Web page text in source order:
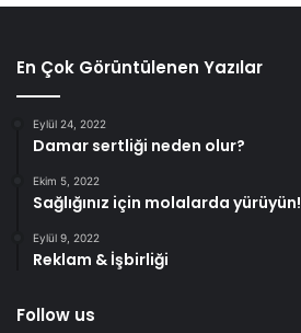
En Çok Görüntülenen Yazılar
Eylül 24, 2022
Damar sertliği neden olur?
Ekim 5, 2022
Sağlığınız için molalarda yürüyün!
Eylül 9, 2022
Reklam & İşbirliği
Follow us